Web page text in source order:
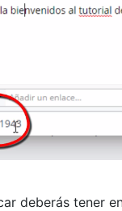
deberás tener